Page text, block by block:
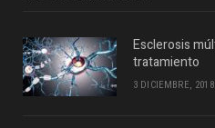
Esclerosis
tratamiento
3 DICIEMBRE, 2018